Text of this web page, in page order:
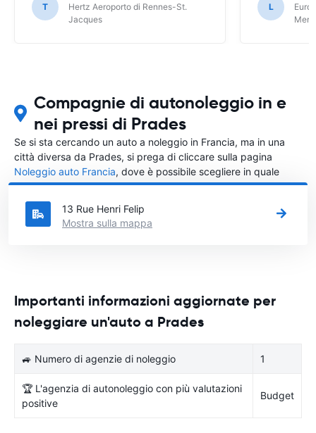
T
Hertz Aeroporto di Rennes-St.
Jacques
L
Compagnie di autonoleggio in e
nei pressi di Prades
Se si sta cercando un auto a noleggio in Francia, ma in una
città diversa da Prades, si prega di cliccare sulla pagina
Noleggio auto Francia, dove è possibile scegliere in quale
città in Francia si vuole noleggiare l'auto.
13 Rue Henri Felip
Mostra sulla mappa
Importanti informazioni aggiornate per
noleggiare un'auto a Prades
🚙 Numero di agenzie di noleggio 1
🏆 L'agenzia di autonoleggio con più valutazioni
positive
Budget